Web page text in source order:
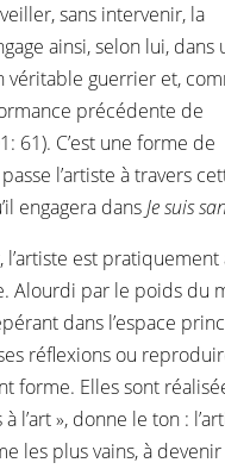
sans intervenir, la
ainsi, selon lui, dans
guerrier et,
précédente de
61). C’est une forme de
l’artiste à travers
engagera dansJe suis
l’artiste est
par le poids du
dans l’espace
réflexions ou
forme. Elles sont
l’art », donne le ton :
les plus vains, à